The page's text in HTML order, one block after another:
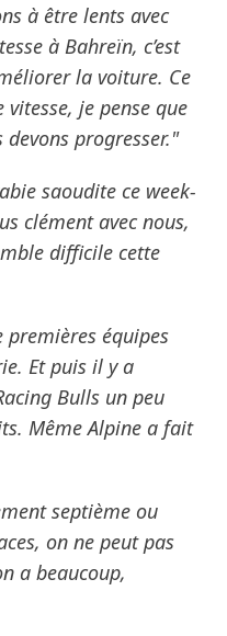
à être lents avec
à Bahreïn, c’est
la voiture. Ce
vitesse, je pense que
devons progresser."
saoudite ce week-
clément avec nous,
difficile cette
équipes
Et puis il y a
Bulls un peu
Même Alpine a fait
septième ou
on ne peut pas
a beaucoup,